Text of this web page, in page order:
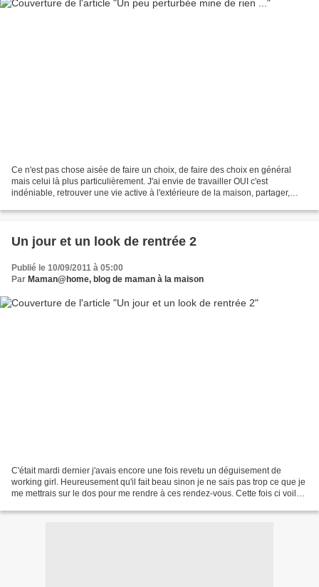
Ce n'est pas chose aisée de faire un choix, de faire des choix en général
mais celui là plus particulièrement. J'ai envie de travailler OUI c'est
indéniable, retrouver une vie active à l'extérieure de la maison, partager,
Un jour et un look de rentrée 2
Publié le 10/09/2011 à 05:00
Par Maman@home, blog de maman à la maison
C'était mardi dernier j'avais encore une fois revetu un déguisement de
working girl. Heureusement qu'il fait beau sinon je ne sais pas trop ce que je
me mettrais sur le dos pour me rendre à ces rendez-vous. Cette fois ci voilà